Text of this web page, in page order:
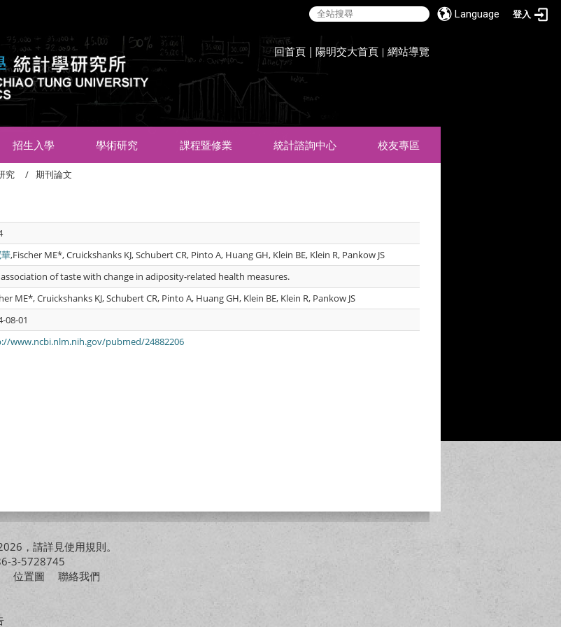
Language 登入
回首頁 | 陽明交大首頁 |網站導覽
招生入學 學術研究 課程暨修業 統計諮詢中心 校友專區
究 期刊論文
,Fischer ME*, Cruickshanks KJ, Schubert CR, Pinto A, Huang GH, Klein BE, Klein R, Pankow JS
of taste with change in adiposity-related health measures.
ME*, Cruickshanks KJ, Schubert CR, Pinto A, Huang GH, Klein BE, Klein R, Pankow JS
08-01
www.ncbi.nlm.nih.gov/pubmed/24882206
，請詳見使用規則。
3-5728745
位置圖
聯絡我們